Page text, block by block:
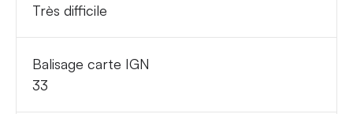
Très difficile
Balisage carte IGN
33